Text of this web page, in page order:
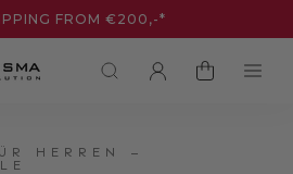
FROM €200,-*
EINLOGGEN
WARENKORB
HERREN –